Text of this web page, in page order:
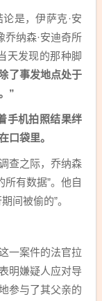
是，伊萨克·安
乔纳森·安迪奇所
天发现的那种脚
了事发地点处于
”
手机拍照结果绊
口袋里。
查之际，乔纳森
所有数据”。他自
间被偷的”。
一案件的法官拉
明嫌疑人应对导
参与了其父亲的